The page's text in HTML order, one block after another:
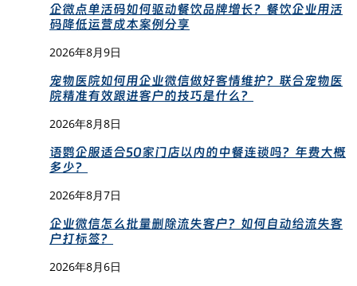
企微点单活码如何驱动餐饮品牌增长？餐饮企业用活
码降低运营成本案例分享
2026年8月9日
宠物医院如何用企业微信做好客情维护？联合宠物医
院精准有效跟进客户的技巧是什么？
2026年8月8日
语鹦企服适合50家门店以内的中餐连锁吗？年费大概
多少？
2026年8月7日
企业微信怎么批量删除流失客户？如何自动给流失客
户打标签？
2026年8月6日